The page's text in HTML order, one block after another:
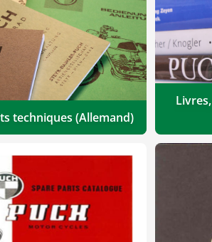
techniques (Allemand)